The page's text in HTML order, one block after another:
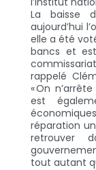
La baisse
aujourd’hui
elle a été
bancs et
commissariat
rappelé
« On
est
réparation
retrouver
tout autant